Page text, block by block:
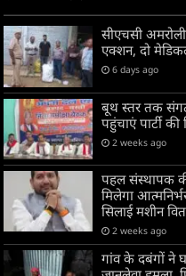
सीएचसी
एक्शन, दो
6 days ago
बूथ स्तर तक
पहुंचाएं पार्टी
2 weeks ago
पहल संस्थापक
मिलेगा
सिलाई मशीन
2 weeks ago
गांव के दबंगों ने